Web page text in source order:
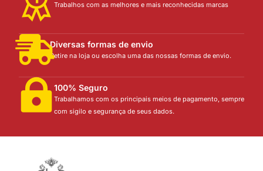
Trabalhos com as melhores e mais reconhecidas marcas
Diversas formas de envio
Retire na loja ou escolha uma das nossas formas de envio.
100% Seguro
Trabalhamos com os principais meios de pagamento, sempre
com sigilo e segurança de seus dados.